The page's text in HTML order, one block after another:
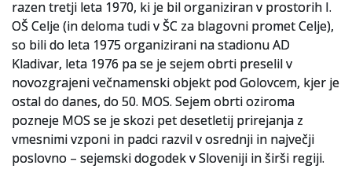
Projekti
Slovenski elektronski arhiv
Anonimka
Virtualni.ZAC
Publikacije
razen tretji leta 1970, ki je bil organiziran v prostorih I.
OŠ Celje (in deloma tudi v ŠC za blagovni promet Celje),
so bili do leta 1975 organizirani na stadionu AD
Kladivar, leta 1976 pa se je sejem obrti preselil v
novozgrajeni večnamenski objekt pod Golovcem, kjer je
ostal do danes, do 50. MOS. Sejem obrti oziroma
pozneje MOS se je skozi pet desetletij prirejanja z
vmesnimi vzponi in padci razvil v osrednji in največji
poslovno – sejemski dogodek v Sloveniji in širši regiji.